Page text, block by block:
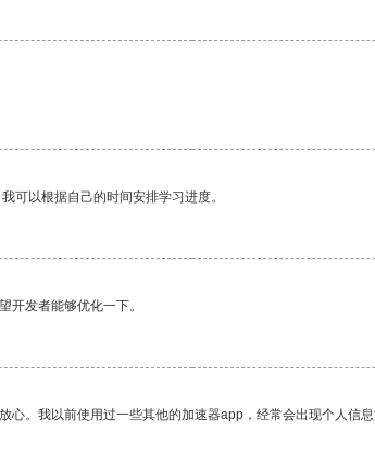
可以根据自己的时间安排学习进度。
开发者能够优化一下。
。我以前使用过一些其他的加速器app，经常会出现个人信息